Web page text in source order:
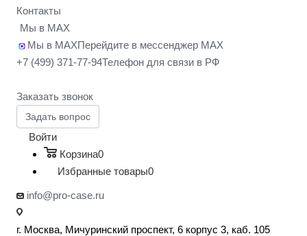
Контакты
Мы в MAX
Мы в MAXПерейдите в мессенджер MAX
+7 (499) 371-77-94Телефон для связи в РФ
Заказать звонок
Задать вопрос
Войти
Корзина0
Избранные товары0
info@pro-case.ru
г. Москва, Мичуринский проспект, 6 корпус 3, каб. 105